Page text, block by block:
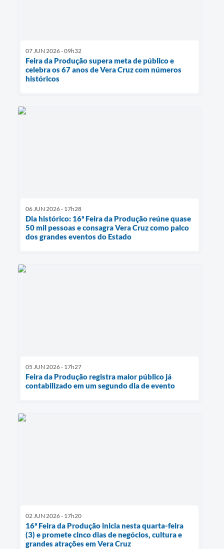
07 JUN 2026 - 09h32
Feira da Produção supera meta de público e
celebra os 67 anos de Vera Cruz com números
históricos
06 JUN 2026 - 17h28
Dia histórico: 16ª Feira da Produção reúne quase
50 mil pessoas e consagra Vera Cruz como palco
dos grandes eventos do Estado
05 JUN 2026 - 17h27
Feira da Produção registra maior público já
contabilizado em um segundo dia de evento
02 JUN 2026 - 17h20
16ª Feira da Produção inicia nesta quarta-feira
(3) e promete cinco dias de negócios, cultura e
grandes atrações em Vera Cruz